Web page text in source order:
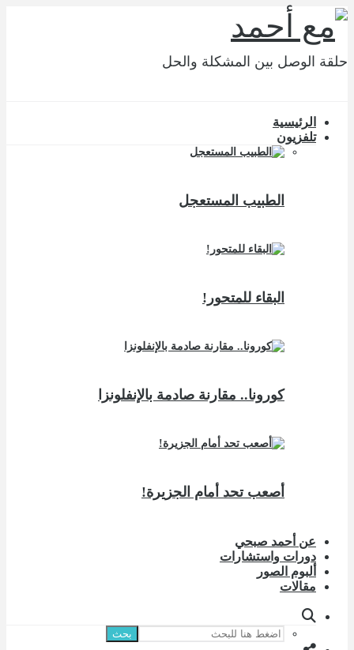
حلقة الوصل بين المشكلة والحل
الرئيسية
تلفزيون
الطبيب المستعجل
البقاء للمتحور!
كورونا.. مقارنة صادمة بالإنفلونزا
أصعب تحد أمام الجزيرة!
عن أحمد صبحي
دورات واستشارات
ألبوم الصور
مقالات
بحث